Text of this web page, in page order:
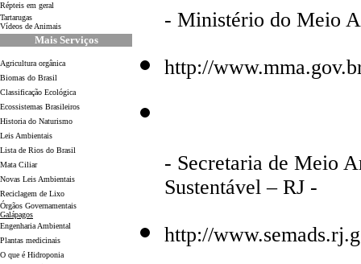
Répteis em geral
Tartarugas
Vídeos de Animais
Mais Serviços
Agricultura orgânica
Biomas do Brasil
Classificação Ecológica
Ecossistemas Brasileiros
Historia do Naturismo
Leis Ambientais
Lista de Rios do Brasil
Mata Ciliar
Novas Leis Ambientais
Reciclagem de Lixo
Órgãos Governamentais
Galápagos
Engenharia Ambiental
Plantas medicinais
O que é Hidroponia
- Ministério do Meio
http://
- Secretaria de Meio
Sustentável – RJ -
http://